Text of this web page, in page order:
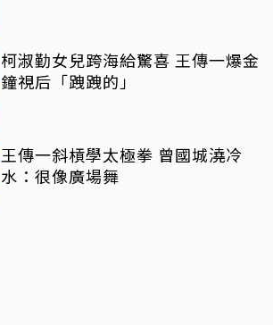
柯淑勤女兒跨海給驚喜 王傳一爆金
鐘視后「跩跩的」
王傳一斜槓學太極拳 曾國城澆冷
水：很像廣場舞